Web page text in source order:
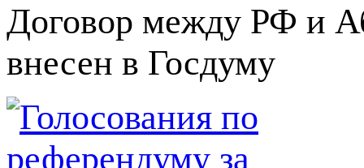
Договор между РФ и
внесен в Госдуму